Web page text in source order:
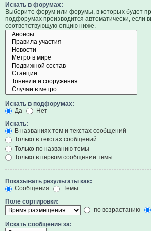
Искать в форумах:
Выберите форум или форумы, в которых будет
подфорумах производится автоматически, если
соответствующую опцию ниже.
Искать в подфорумах:
Да
Нет
Искать:
В названиях тем и текстах сообщений
Только в текстах сообщений
Только по названию темы
Только в первом сообщении темы
Показывать результаты как:
Сообщения
Темы
Поле сортировки:
по возрастанию
Искать сообщения за: